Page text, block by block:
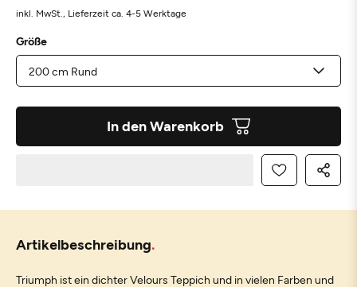
inkl. MwSt., Lieferzeit ca. 4-5 Werktage
Größe
In den Warenkorb
Artikelbeschreibung
Triumph ist ein dichter Velours Teppich und in vielen Farben und